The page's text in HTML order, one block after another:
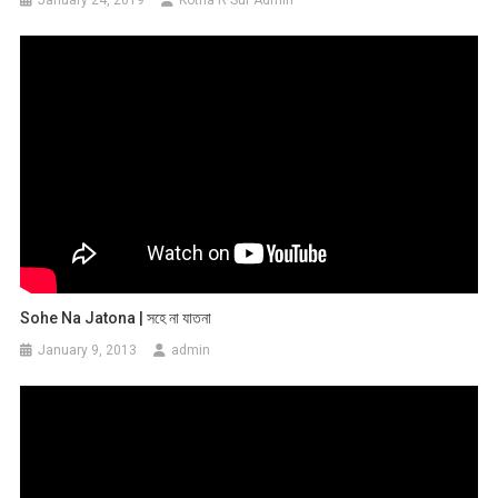
Sohe Na Jatona | সহে না যাতনা
January 9, 2013 admin